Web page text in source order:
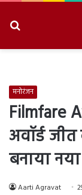
मनोरंजन
Filmfare
अवॉर्ड
बनाया नया
Aarti Agravat